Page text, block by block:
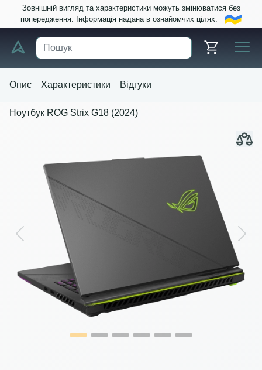
Зовнішній вигляд та характеристики можуть змінюватися без
попередження. Інформація надана в ознайомчих цілях.
Опис Характеристики Відгуки
Ноутбук ROG Strix G18 (2024)
Previous Next